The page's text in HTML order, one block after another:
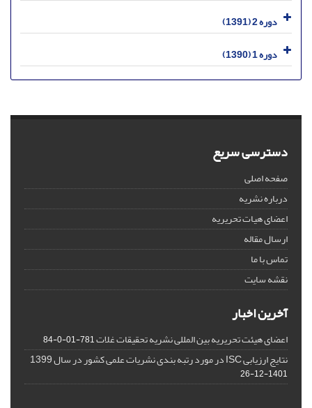
دوره 2 (1391)
دوره 1 (1390)
دسترسی سریع
صفحه اصلی
درباره نشریه
اعضای هیات تحریریه
ارسال مقاله
تماس با ما
نقشه سایت
آخرین اخبار
اعضای هیئت تحریریه بین المللی نشریه تحقیقات غلات781-01-0-84
نتایج ارزیابی ISC در مورد رتبه بندی نشریات علمی کشور در سال 1399
1401-12-26